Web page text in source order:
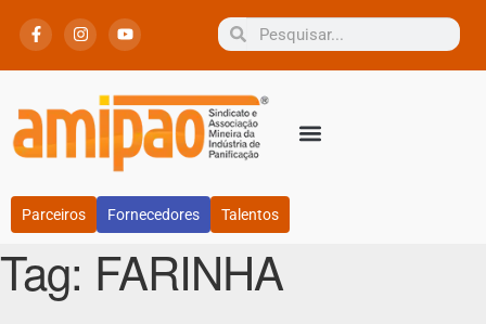
Parceiros Fornecedores Talentos
Tag: FARINHA